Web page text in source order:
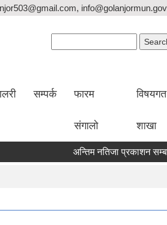
सम्पर्क फारम
संगालो
विषयगत
शाखा
अन्तिम नतिजा प्रकाशन सम्बन्धी